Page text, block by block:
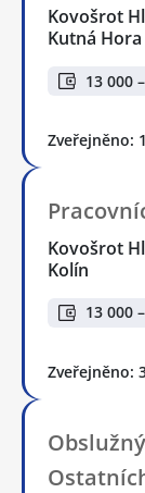
Kovošrot
Kutná Hora
13 000
Zveřejněno:
Kovošrot
Kolín
13 000
Zveřejněno: